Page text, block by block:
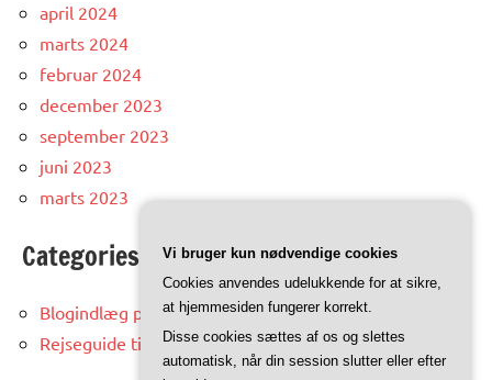
april 2024
marts 2024
februar 2024
december 2023
september 2023
juni 2023
marts 2023
Categories
Blogindlæg på trinidad.dk
Rejseguide til Trinidad og Tobago
Vi bruger kun nødvendige cookies
Cookies anvendes udelukkende for at sikre,
at hjemmesiden fungerer korrekt.
Disse cookies sættes af os og slettes
automatisk, når din session slutter eller efter